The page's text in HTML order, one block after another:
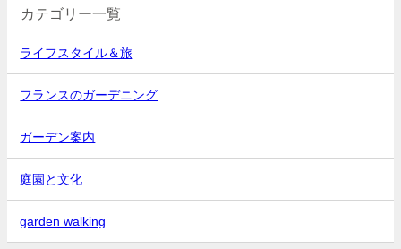
カテゴリー一覧
ライフスタイル＆旅
フランスのガーデニング
ガーデン案内
庭園と文化
garden walking